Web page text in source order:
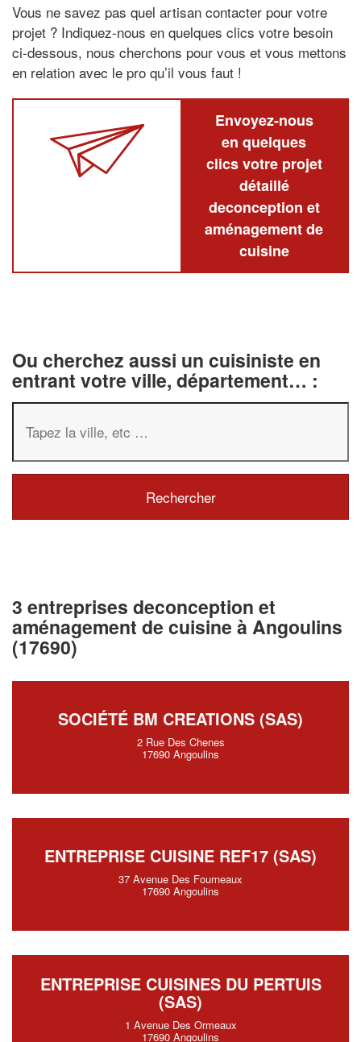
Vous ne savez pas quel artisan contacter pour votre
projet ? Indiquez-nous en quelques clics votre besoin
ci-dessous, nous cherchons pour vous et vous mettons
en relation avec le pro qu’il vous faut !
Envoyez-nous
en quelques
clics votre projet
détaillé
deconception et
aménagement de
cuisine
Ou cherchez aussi un cuisiniste en
entrant votre ville, département… :
3 entreprises deconception et
aménagement de cuisine à Angoulins
(17690)
SOCIÉTÉ BM CREATIONS (SAS)
2 Rue Des Chenes
17690 Angoulins
ENTREPRISE CUISINE REF17 (SAS)
37 Avenue Des Fourneaux
17690 Angoulins
ENTREPRISE CUISINES DU PERTUIS
(SAS)
1 Avenue Des Ormeaux
17690 Angoulins